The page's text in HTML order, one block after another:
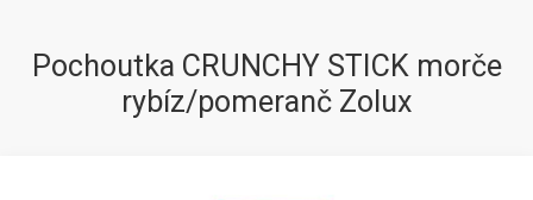
Pochoutka CRUNCHY STICK morče
rybíz/pomeranč Zolux